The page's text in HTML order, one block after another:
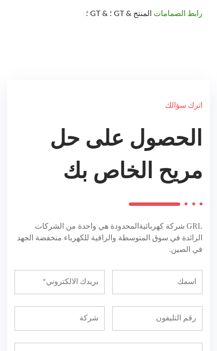
رابط الصمامات المنتج & GT ؛ & GT ؛
اترك سؤالك
الحصول على حل
مريح الخاص بك
GRL شركة كهربائيةالمحدودة هي واحدة من الشركات
الرائدة في سوق المتوسطة والراقية للكهرباء منخفضة الجهد
في الصين.